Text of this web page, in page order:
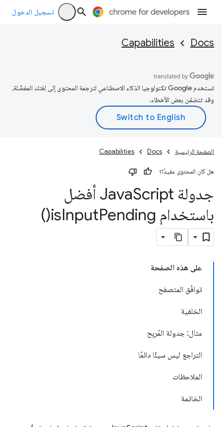
تسجيل الدخول
Docs
Capabilities
تستخدم Google تكنولوجيا الذكاء الاصطناعي لترجمة المحتوى إلى لغتك المفضّلة،
وقد تتضمّن بعض الأخطاء.
الصفحة الرئيسية Docs
Capabilities
هل كان المحتوى مفيدًا؟
جدولة Java
Script أفضل
باستخدام
isInputPending(
)
على هذه الصفحة
توافُق المتصفح
الخلفية
مثال: جدولة المُربِح
التراجع ليس سيئًا دائمًا
الملاحظات
الخاتمة